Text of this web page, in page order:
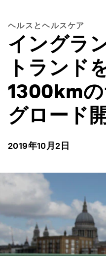
ヘルスとヘルスケア
イングラ
トランド
1300km
グロード
2019年10月2日